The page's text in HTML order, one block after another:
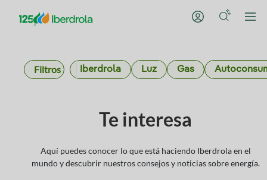
Filtros Iberdrola Luz Gas
Te interesa
Aquí puedes conocer lo que está haciendo Iberdrola en el
mundo y descubrir nuestros consejos y noticias sobre energía.